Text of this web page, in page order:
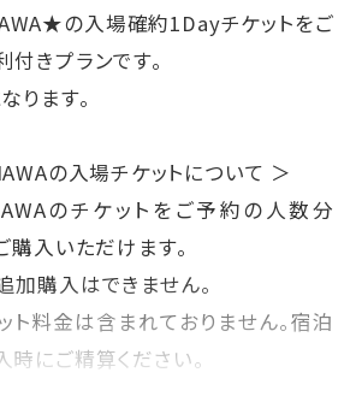
の追加購入はできません。
ット料金は含まれておりま
とは別にご購入時にご精算くだ
）：6，930円 ・子供（4～11
チケット」の取り扱いはござ
翌日にご入場いただけるチ
のお子様にチケットの購入権
。
約の4歳以上のお子様は
の入場確約1Dayチケットをご
きプランです。
ります。
の入場チケットについて ＞
のチケットをご予約の人数分
購入いただけます。
購入はできません。
料金は含まれておりません。宿泊
にご精算ください。